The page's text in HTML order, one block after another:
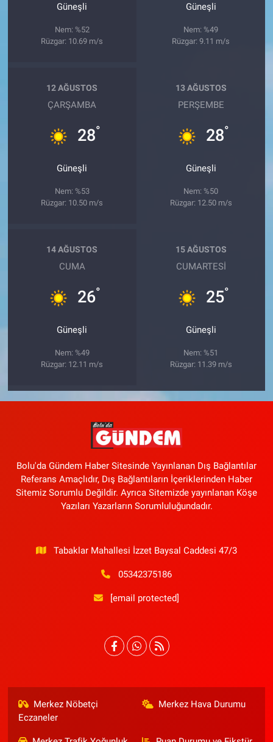
Güneşli
Nem: %52
Rüzgar: 10.69 m/s
Güneşli
Nem: %49
Rüzgar: 9.11 m/s
12 AĞUSTOS
ÇARŞAMBA
28°
Güneşli
Nem: %53
Rüzgar: 10.50 m/s
13 AĞUSTOS
PERŞEMBE
28°
Güneşli
Nem: %50
Rüzgar: 12.50 m/s
14 AĞUSTOS
CUMA
26°
Güneşli
Nem: %49
Rüzgar: 12.11 m/s
15 AĞUSTOS
CUMARTESI
25°
Güneşli
Nem: %51
Rüzgar: 11.39 m/s
Bolu'da Gündem Haber Sitesinde Yayınlanan Dış Bağlantılar
Referans Amaçlıdır, Dış Bağlantıların İçeriklerinden Haber
Sitemiz Sorumlu Değildir. Ayrıca Sitemizde yayınlanan Köşe
Yazıları Yazarların Sorumluluğundadır.
Tabaklar Mahallesi İzzet Baysal Caddesi 47/3
05342375186
[email protected]
Merkez Nöbetçi
Eczaneler
Merkez Hava Durumu